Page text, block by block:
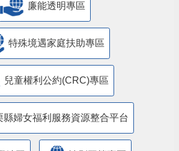
廉能透明專區
特殊境遇家庭扶助專區
兒童權利公約(CRC)專區
縣婦女福利服務資源整合平台